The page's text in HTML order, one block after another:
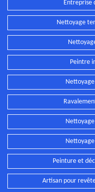
Entreprise
Nettoyage
Peintre
Peinture et
Artisan pour